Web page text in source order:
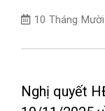
10 Tháng
Nghị quyết